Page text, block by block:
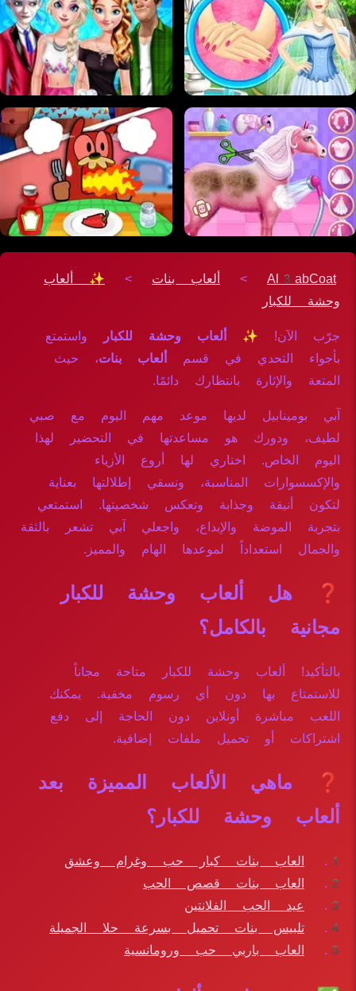
Al3abCoat
> ألعاب بنات >
✨ ألعاب
وحشة للكبار
جرّب الآن! ✨ ألعاب وحشة للكبار
واستمتع
بأجواء التحدي في قسم
ألعاب بنات، حيث
المتعة والإثارة بانتظارك دائمًا.
آبي بومينابيل لديها موعد مهم اليوم مع صبي
لطيف، ودورك هو مساعدتها في التحضير لهذا
اليوم الخاص. اختاري لها أروع الأزياء
والإكسسوارات المناسبة، ونسقي إطلالتها بعناية
لتكون أنيقة وجذابة وتعكس شخصيتها. استمتعي
بتجربة الموضة والإبداع، واجعلي آبي تشعر بالثقة
والجمال استعداداً لموعدها الهام والمميز.
❓ هل ألعاب وحشة للكبار
مجانية بالكامل؟
بالتأكيد! ألعاب وحشة للكبار متاحة مجاناً
للاستمتاع بها دون أي رسوم مخفية. يمكنك
اللعب مباشرة أونلاين دون الحاجة إلى دفع
اشتراكات أو تحميل ملفات إضافية.
❓ ماهي الألعاب المميزة بعد
ألعاب وحشة للكبار؟
العاب بنات كبار حب وغرام وعشق
العاب بنات قصص الحب
عيد الحب الفلانتين
تلبيس بنات تحميل بسرعة حلا الجميلة
العاب باربي حب ورومانسية